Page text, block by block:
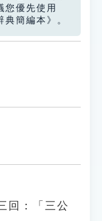
您優先使用
典簡編本》。
回：「三公